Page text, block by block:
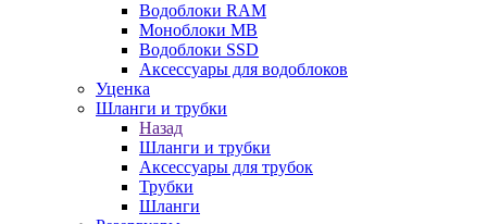
Водоблоки RAM
Моноблоки MB
Водоблоки SSD
Аксессуары для водоблоков
Уценка
Шланги и трубки
Назад
Шланги и трубки
Аксессуары для трубок
Трубки
Шланги